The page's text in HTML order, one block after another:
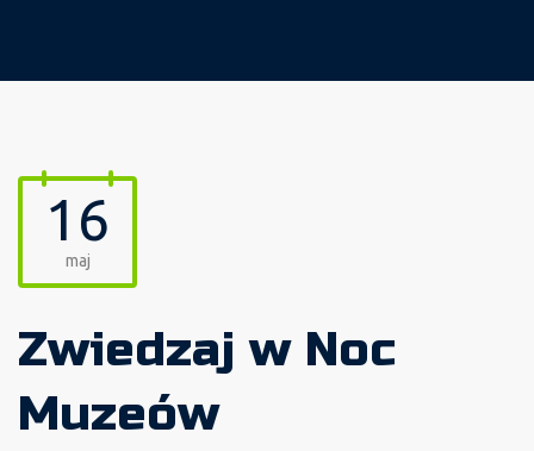
16
maj
Zwiedzaj w Noc
Muzeów